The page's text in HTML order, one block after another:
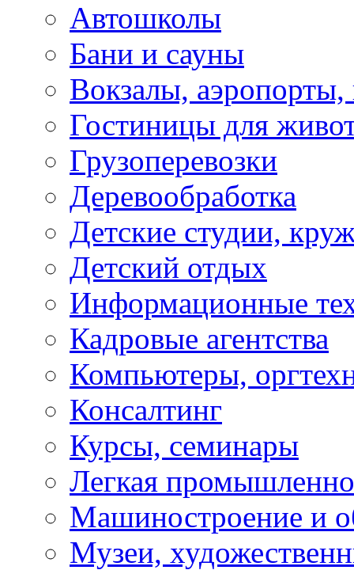
Автошколы
Бани и сауны
Вокзалы,
Гостиницы для
Грузоперевозки
Деревообработка
Детские студии,
Детский отдых
Информационные
Кадровые агентства
Компьютеры,
Консалтинг
Курсы, семинары
Легкая
Машиностроение и
Музеи,